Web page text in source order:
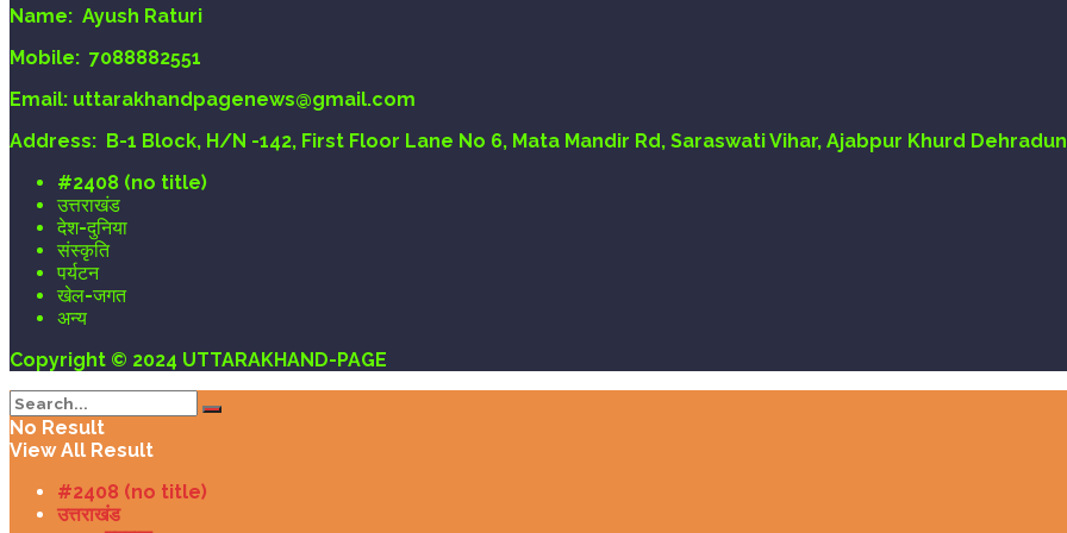
Name: Ayush Raturi
Mobile: 7088882551
Email: uttarakhandpagenews@gmail.com
Address: B-1 Block, H/N -142, First Floor Lane No 6, Mata Mandir Rd, Saraswati Vihar, Ajabpur Khurd
#2408 (no title)
उत्तराखंड
देश-दुनिया
संस्कृति
पर्यटन
खेल-जगत
अन्य
Copyright © 2024 UTTARAKHAND-PAGE
No Result
View All Result
#2408 (no title)
उत्तराखंड